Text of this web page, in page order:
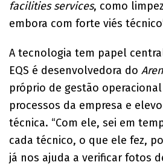
facilities services, como
embora com forte viés
A tecnologia tem papel
EQS é desenvolvedora do
próprio de gestão
processos da empresa e
técnica. “Com ele, sei em
cada técnico, o que ele fez,
já nos ajuda a verificar fotos